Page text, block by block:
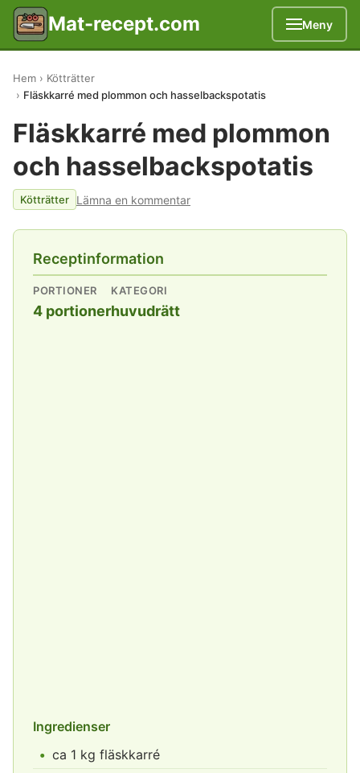
Mat-recept.com Meny
Hem
Kötträtter
Fläskkarré med plommon och hasselbackspotatis
Fläskkarré med plommon
och hasselbackspotatis
Kötträtter Lämna en kommentar
Receptinformation
PORTIONER
4 portioner
KATEGORI
huvudrätt
Ingredienser
ca 1 kg fläskkarré